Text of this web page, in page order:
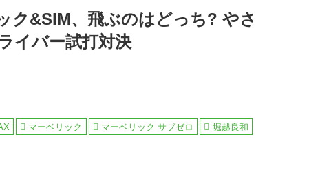
ク&SIM、飛ぶのはどっち? やさ
イバー試打対決
マーベリック マーベリック サブゼロ
堀越良和